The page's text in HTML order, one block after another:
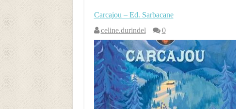
Carcajou – Ed. Sarbacane
celine.durindel
0